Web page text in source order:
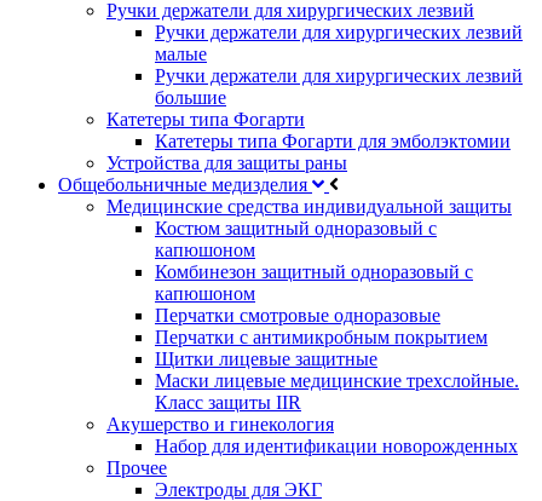
Ручки держатели для хирургических лезвий
Ручки держатели для хирургических лезвий
малые
Ручки держатели для хирургических лезвий
большие
Катетеры типа Фогарти
Катетеры типа Фогарти для эмболэктомии
Устройства для защиты раны
Общебольничные медизделия
Медицинские средства индивидуальной защиты
Костюм защитный одноразовый с
капюшоном
Комбинезон защитный одноразовый с
капюшоном
Перчатки смотровые одноразовые
Перчатки с антимикробным покрытием
Щитки лицевые защитные
Маски лицевые медицинские трехслойные.
Класс защиты IIR
Акушерство и гинекология
Набор для идентификации новорожденных
Прочее
Электроды для ЭКГ